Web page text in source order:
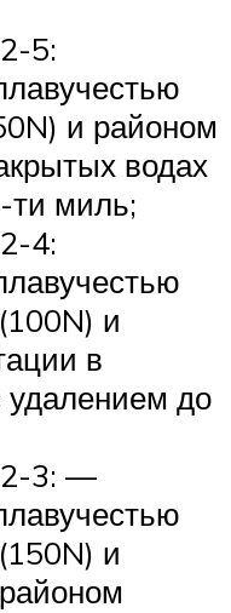
5:
и районом
водах
ти миль;
4:
и
в
удалением до
3: —
и